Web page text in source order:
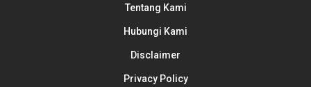
Tentang Kami
Hubungi Kami
Disclaimer
Privacy Policy